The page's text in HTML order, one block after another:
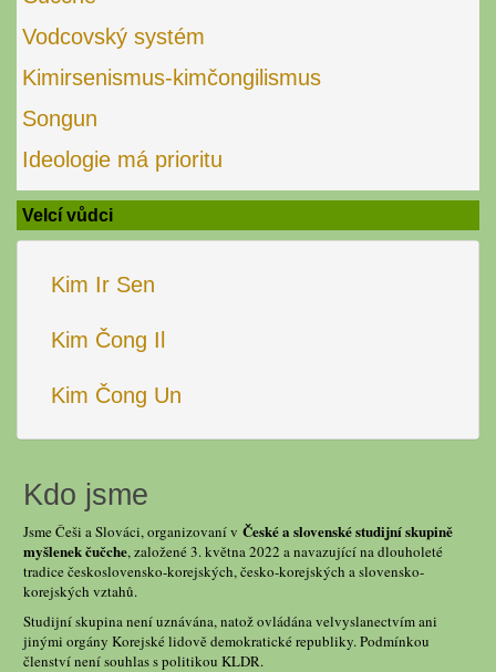
Vodcovský systém
Kimirsenismus-kimčongilismus
Songun
Ideologie má prioritu
Velcí vůdci
Kim Ir Sen
Kim Čong Il
Kim Čong Un
Kdo jsme
Jsme Češi a Slováci, organizovaní v České a slovenské studijní skupině
myšlenek čučche, založené 3. května 2022 a navazující na dlouholeté
tradice československo-korejských, česko-korejských a slovensko-
korejských vztahů.
Studijní skupina není uznávána, natož ovládána velvyslanectvím ani
jinými orgány Korejské lidově demokratické republiky. Podmínkou
členství není souhlas s politikou KLDR.